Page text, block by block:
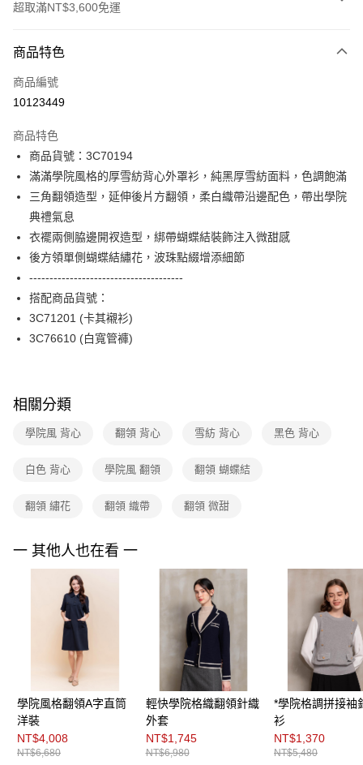
超取滿NT$3,600免運
信用卡一次付款
信用卡分期付款
合作金庫商業銀行
華南商業銀行
上海商業儲蓄銀行
台北富邦商業銀行
國泰世華商業銀行
兆豐國際商業銀行
臺灣中小企業銀行
匯豐（台灣）商業銀行
華泰商業銀行
聯邦商業銀行
遠東國際商業銀行
元大商業銀行
永豐商業銀行
玉山商業銀行
台新國際商業銀行
台灣樂天信用卡公司
LINE Pay
Apple Pay
街口支付
AFTEE先享後付
相關說明
【關於「AFTEE先享後付」】
AFTEE先享後付是「在收到商品之後才付款」的支付方式。 讓您購物簡單
便利好安心！
１．簡單：不需註冊會員、不需綁卡、不需儲值。
２．便利：只要手機號碼，簡訊認證，即可結帳。
結帳頁面，進行簡訊認證並確認金額後，即可完成結帳。
３．收到繳費通知簡訊後14天內，點擊此簡訊中的連結，可透過四大超商／
※ 請注意：結帳手續完成當下不需立刻繳費，但若您需要取消訂單，請聯絡
※ 交易是否成功請以「AFTEE先享後付 」之結帳頁面顯示為準，若有關於
【注意事項】
１．透過由恩沛科技股份有限公司提供之「AFTEE先享後付」服務完成之交
易，需依本服務之必要範圍內提供個人資料，並將交易相關給付款項請求債
權轉讓予恩沛科技股份有限公司。
２．關於個人資料處理事宜，請瀏覽以下網址：
https://aftee.tw/terms/#terms3
３．未成年的使用者請事先徵得法定代理人或監護人之同意方可使用
「AFTEE先享後付」，若未經同意申辦者引起之損失，本公司不負相關責
４．使用「AFTEE先享後付」時，將依據個別帳號之用戶狀況，依本公司即
時審查核予不同之上限額度；若仍有額度不足之情形，本公司將視審查結果
請求用戶進行身份認證。
５．嚴禁一人註冊多個帳號或使用他人資訊註冊。若發現惡意使用之情形，
恩沛科技股份有限公司將有權停止該用戶之使用額度並採取法律行動。
付款後7-11取貨
每筆NT$90，滿NT$3,600(含以上)免運費
離島宅配 (蘭嶼恕不配送)
商品特色
商品編號
10123449
商品特色
商品貨號：3C70194
滿滿學院風格的厚雪紡背心外罩衫，純黑厚雪紡面料，色調飽滿
三角翻領造型，延伸後片方翻領，柔白織帶沿邊配色，帶出學院
典禮氣息
衣襬兩側脇邊開衩造型，綁帶蝴蝶結裝飾注入微甜感
後方領單側蝴蝶結繡花，波珠點綴增添細節
--------------------------------------
搭配商品貨號：
3C71201 (卡其襯衫)
3C76610 (白寬管褲)
相關分類
學院風 背心 翻領 背心 雪紡 背心 黑色 背心
白色 背心 學院風 翻領 翻領 蝴蝶結
翻領 繡花 翻領 織帶 翻領 微甜
一 其他人也在看 一
學院風格翻領A字直筒
洋裝
NT$4,008
NT$6,680
輕快學院格織翻領針織
外套
NT$1,745
NT$6,980
*學院格調拼接袖
衫
NT$1,370
NT$5,480